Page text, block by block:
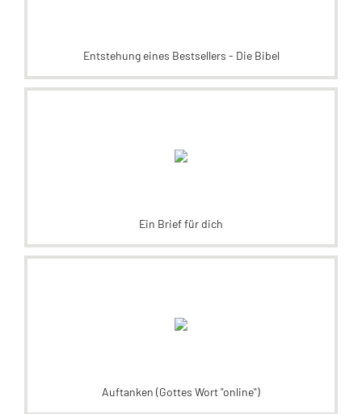
Entstehung eines Bestsellers - Die Bibel
Ein Brief für dich
Auftanken (Gottes Wort "online")